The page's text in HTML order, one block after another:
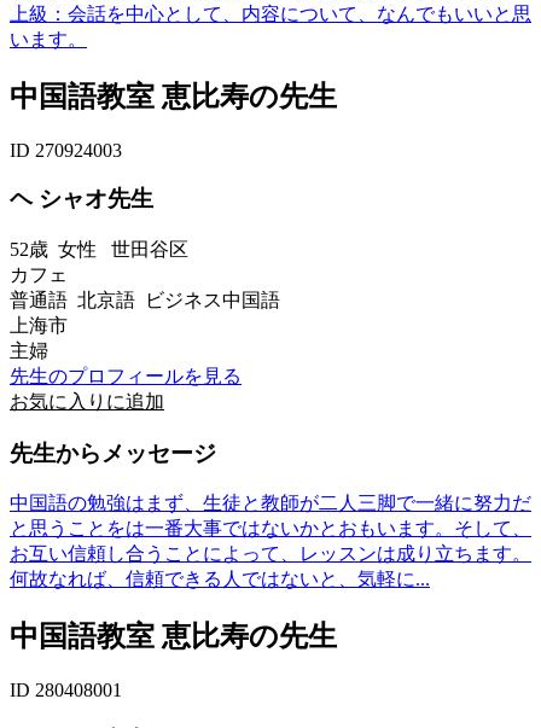
上級：会話を中心として、内容について、なんでもいいと思
います。
中国語教室 恵比寿の先生
ID 270924003
ヘ シャオ先生
52歳 女性 世田谷区
カフェ
普通語 北京語 ビジネス中国語
上海市
主婦
先生のプロフィールを見る
お気に入りに追加
先生からメッセージ
中国語の勉強はまず、生徒と教師が二人三脚で一緒に努力だ
と思うことをは一番大事ではないかとおもいます。そして、
お互い信頼し合うことによって、レッスンは成り立ちます。
何故なれば、信頼できる人ではないと、気軽に...
中国語教室 恵比寿の先生
ID 280408001